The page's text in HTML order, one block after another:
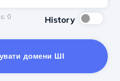
0 History
домени ШІ